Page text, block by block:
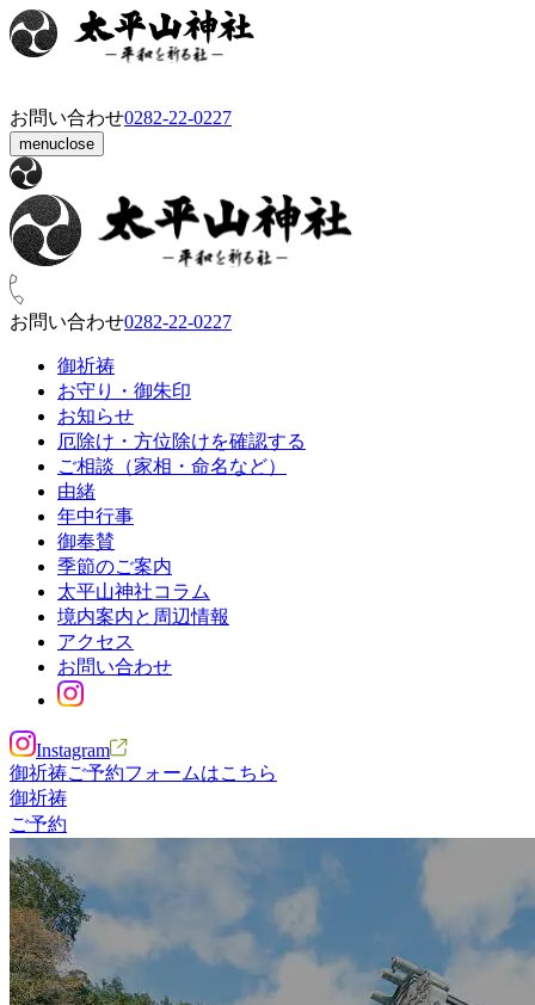
お問い合わせ0282‑22‑0227
menuclose
お問い合わせ0282‑22‑0227
御祈祷
お守り・御朱印
お知らせ
厄除け・方位除けを確認する
ご相談（家相・命名など）
由緒
年中行事
御奉賛
季節のご案内
太平山神社コラム
境内案内と周辺情報
アクセス
お問い合わせ
Instagram
御祈祷ご予約フォームはこちら
御祈祷
ご予約